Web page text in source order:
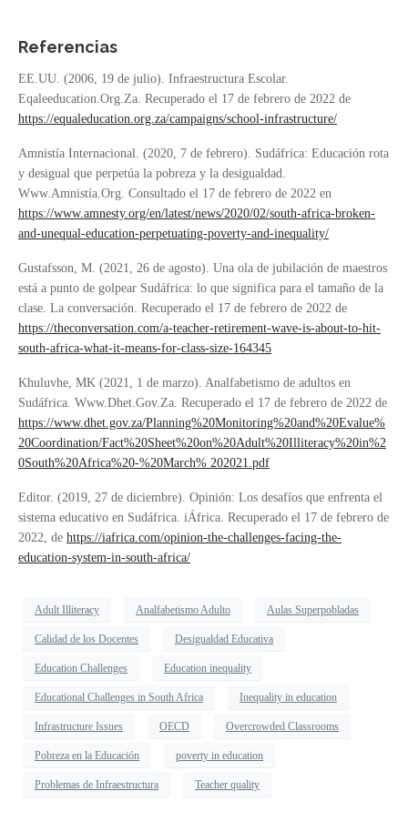
Referencias
EE.UU. (2006, 19 de julio). Infraestructura Escolar.
Eqaleeducation.Org.Za. Recuperado el 17 de febrero de 2022 de
https://equaleducation.org.za/campaigns/school-infrastructure/
Amnistía Internacional. (2020, 7 de febrero). Sudáfrica: Educación rota
y desigual que perpetúa la pobreza y la desigualdad.
Www.Amnistía.Org. Consultado el 17 de febrero de 2022 en
https://www.amnesty.org/en/latest/news/2020/02/south-africa-broken-
and-unequal-education-perpetuating-poverty-and-inequality/
Gustafsson, M. (2021, 26 de agosto). Una ola de jubilación de maestros
está a punto de golpear Sudáfrica: lo que significa para el tamaño de la
clase. La conversación. Recuperado el 17 de febrero de 2022 de
https://theconversation.com/a-teacher-retirement-wave-is-about-to-hit-
south-africa-what-it-means-for-class-size-164345
Khuluvhe, MK (2021, 1 de marzo). Analfabetismo de adultos en
Sudáfrica. Www.Dhet.Gov.Za. Recuperado el 17 de febrero de 2022 de
https://www.dhet.gov.za/Planning%20Monitoring%20and%20Evalue%
20Coordination/Fact%20Sheet%20on%20Adult%20Illiteracy%20in%2
0South%20Africa%20-%20March% 202021.pdf
Editor. (2019, 27 de diciembre). Opinión: Los desafíos que enfrenta el
sistema educativo en Sudáfrica. iÁfrica. Recuperado el 17 de febrero de
2022, de https://iafrica.com/opinion-the-challenges-facing-the-
education-system-in-south-africa/
Adult Illiteracy Analfabetismo Adulto Aulas Superpobladas
Calidad de los Docentes Desigualdad Educativa
Education Challenges Education inequality
Educational Challenges in South Africa Inequality in education
Infrastructure Issues OECD Overcrowded Classrooms
Pobreza en la Educación poverty in education
Problemas de Infraestructura Teacher quality